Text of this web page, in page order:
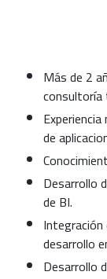
Más de 2
consultoría
de
Desarrollo
de BI.
desarrollo
Desarrollo